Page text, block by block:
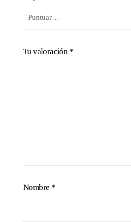
Tu valoración *
Nombre *